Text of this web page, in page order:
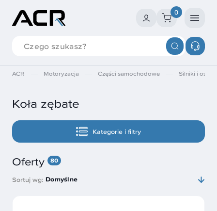
0
ACR Motoryzacja Części samochodowe Silniki i
Koła zębate
Kategorie i filtry
Oferty 80
Sortuj wg: Domyślne